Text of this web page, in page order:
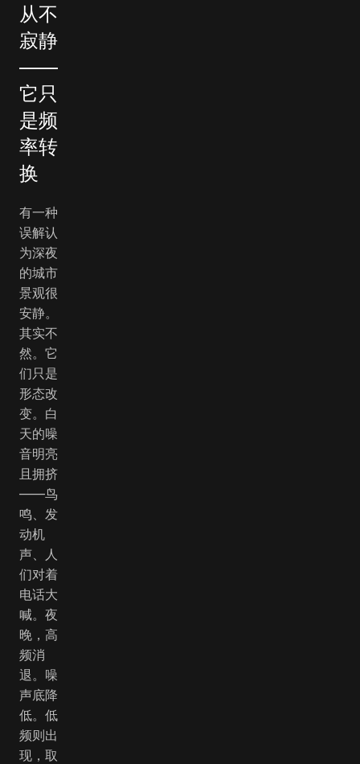
从不
寂静
——
它只
是频
率转
换
有一种
误解认
为深夜
的城市
景观很
安静。
其实不
然。它
们只是
形态改
变。白
天的噪
音明亮
且拥挤
——鸟
鸣、发
动机
声、人
们对着
电话大
喊。夜
晚，高
频消
退。噪
声底降
低。低
频则出
现，取